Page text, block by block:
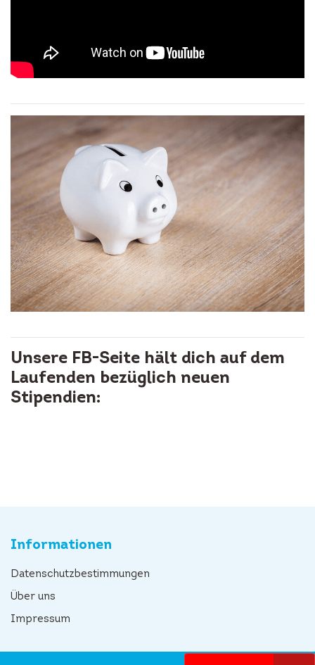
Unsere FB-Seite hält dich auf dem
Laufenden bezüglich neuen
Stipendien:
Informationen
Datenschutzbestimmungen
Über uns
Impressum